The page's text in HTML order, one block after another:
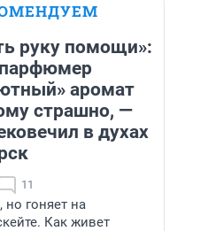
руку помощи»:
аромат
страшно, —
в духах
11
но гоняет на
Как живет